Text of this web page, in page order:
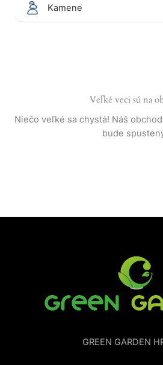
Kamene
Veľké veci sú na
Niečo veľké sa chystá! Náš
bude
GREEN GARDEN